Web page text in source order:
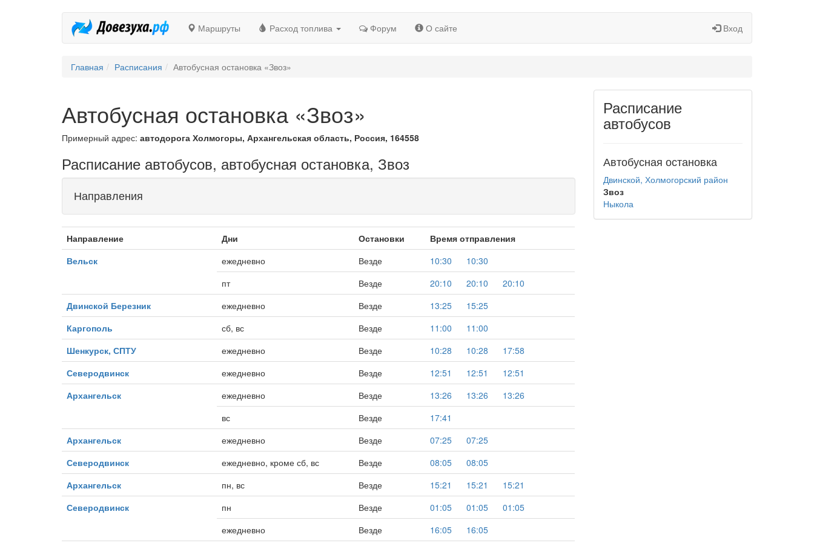
Маршруты Расход топлива Форум О сайте Вход
Главная Расписания Автобусная остановка «Звоз»
Автобусная остановка «Звоз»
Примерный адрес: автодорога Холмогоры, Архангельская область, Россия, 164558
Расписание автобусов, автобусная остановка, Звоз
Направления
Направление Дни Остановки
Время отправления
Вельск
ежедневно Везде 10:30
10:30
пт
Везде 20:10 20:10
20:10
Двинской Березник
ежедневно Везде 13:25
15:25
Каргополь
сб, вс Везде 11:00
11:00
Шенкурск, СПТУ
ежедневно Везде 10:28 10:28
17:58
Северодвинск
ежедневно Везде 12:51 12:51
12:51
Архангельск
ежедневно Везде 13:26 13:26
13:26
вс
Везде
17:41
Архангельск
ежедневно Везде 07:25
07:25
Северодвинск
ежедневно, кроме сб, вс Везде 08:05
08:05
Архангельск
пн, вс Везде 15:21 15:21
15:21
Северодвинск
пн Везде 01:05 01:05
01:05
ежедневно
Везде 16:05
16:05
Расписание
автобусов
Автобусная остановка
Двинской, Холмогорский район
Звоз
Ныкола